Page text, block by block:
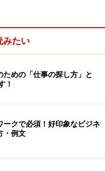
しょう。
新の内容をご確認くださ
みたい
ための「仕事の探し方」と
！
ークで必須！好印象なビジネ
・例文